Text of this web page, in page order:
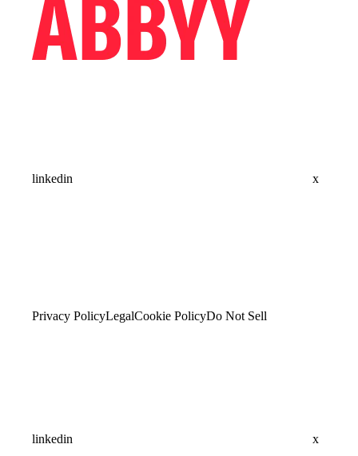
linkedin x
Privacy PolicyLegalCookie PolicyDo Not Sell
linkedin x